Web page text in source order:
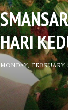
HARI
MONDAY, FEBRUARY